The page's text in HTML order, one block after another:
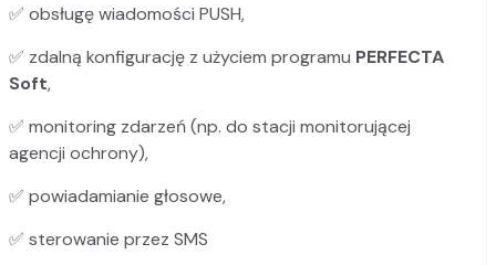
✅ obsługę wiadomości PUSH,
✅ zdalną konfigurację z użyciem programu PERFECTA
Soft,
✅ monitoring zdarzeń (np. do stacji monitorującej
agencji ochrony),
✅ powiadamianie głosowe,
✅ sterowanie przez SMS